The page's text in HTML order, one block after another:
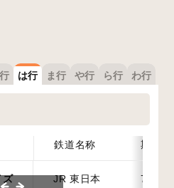
は行 ま行 や行 ら行 わ行
鉄道名称 期間
ズ JR 東日本 7日間